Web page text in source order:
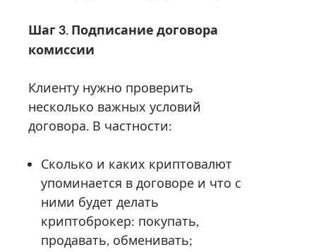
Шаг 3. Подписание договора
комиссии
Клиенту нужно проверить
несколько важных условий
договора. В частности:
Сколько и каких криптовалют
упоминается в договоре и что с
ними будет делать
криптоброкер: покупать,
продавать, обменивать;